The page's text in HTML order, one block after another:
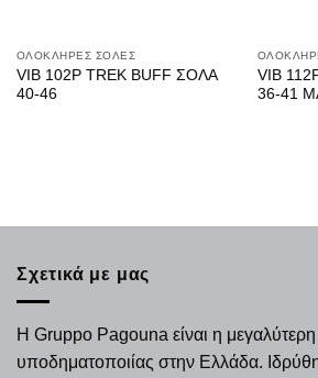
ΟΛΟΚΛΗΡΕΣ ΣΟΛΕΣ
VIB 102P TREK BUFF ΣΟΛΑ
40-46
VIB
36-41
Σχετικά με μας
Η Gruppo Pagouna είναι η μεγαλύτερη
υποδηματοποιίας στην Ελλάδα.